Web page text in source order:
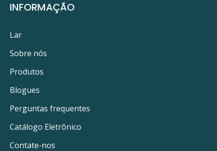
PRODUTOS RELACIONADOS
INFORMAÇÃO
Lar
Sobre nós
Produtos
Blogues
Perguntas frequentes
Catálogo Eletrônico
Contate-nos